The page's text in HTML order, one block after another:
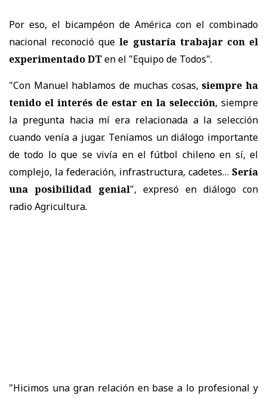
Por eso, el bicampéon de América con el combinado
nacional reconoció quele gustaría trabajar con el
experimentado DTen el "Equipo de Todos".
"Con Manuel hablamos de muchas cosas,siempre ha
tenido el interés de estar en la selección, siempre
la pregunta hacia mí era relacionada a la selección
cuando venía a jugar. Teníamos un diálogo importante
de todo lo que se vivía en el fútbol chileno en sí, el
complejo, la federación, infrastructura, cadetes… Sería
una posibilidad genial", expresó en diálogo con
radio Agricultura.
"Hicimos una gran relación en base a lo profesional y